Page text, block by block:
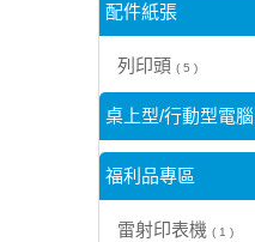
配件紙張
列印頭 ( 5 )
桌上型/行動型電腦
福利品專區
雷射印表機 ( 1 )